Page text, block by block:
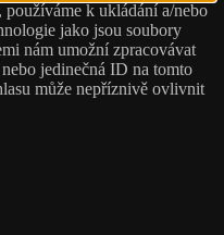
k ukládání a/nebo
jako jsou soubory
nám umožní zpracovávat
jedinečná ID na tomto
může nepříznivě ovlivnit